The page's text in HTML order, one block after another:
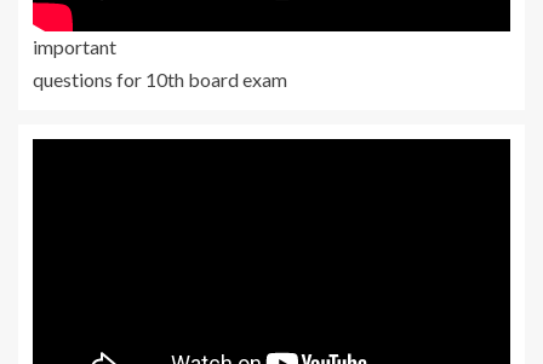
important
questions for 10th board exam